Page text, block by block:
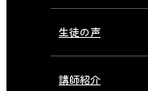
生徒の声
講師紹介